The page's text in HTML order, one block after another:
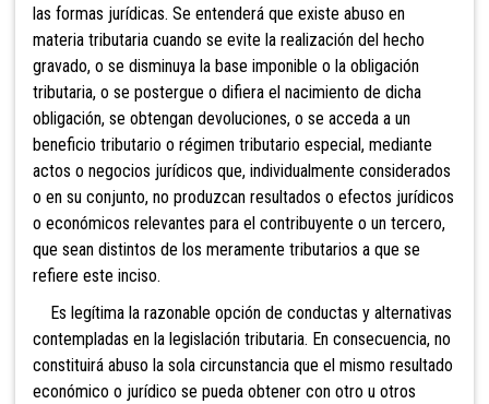
las formas jurídicas. Se entenderá que existe abuso en
materia tributaria cuando se evite la realización del hecho
gravado, o se disminuya la base imponible o la obligación
tributaria, o se postergue o difiera el nacimiento de dicha
obligación, se obtengan devoluciones, o se acceda a un
beneficio tributario o régimen tributario especial, mediante
actos o negocios jurídicos que, individualmente considerados
o en su conjunto, no produzcan resultados o efectos jurídicos
o económicos relevantes para el contribuyente o un tercero,
que sean distintos de los meramente tributarios a que se
refiere este inciso.
Es legítima la razonable opción de conductas y alternativas
contempladas en la legislación tributaria. En consecuencia, no
constituirá abuso la sola circunstancia que el mismo resultado
económico o jurídico se pueda obtener con otro u otros